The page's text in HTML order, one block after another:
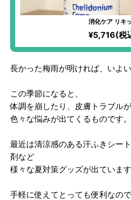
消化ケア リキ
¥5,716(税
長かった梅雨が明ければ、いよ
この季節になると、
体調を崩したり、皮膚トラブル
色々な悩みが出てくるものです。
最近は清涼感のある汗ふきシー
剤など
様々な夏対策グッズが出ています
手軽に使えてとっても便利なので